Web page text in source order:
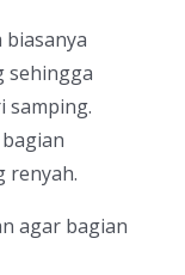
biasanya
sehingga
samping.
renyah.
agar bagian